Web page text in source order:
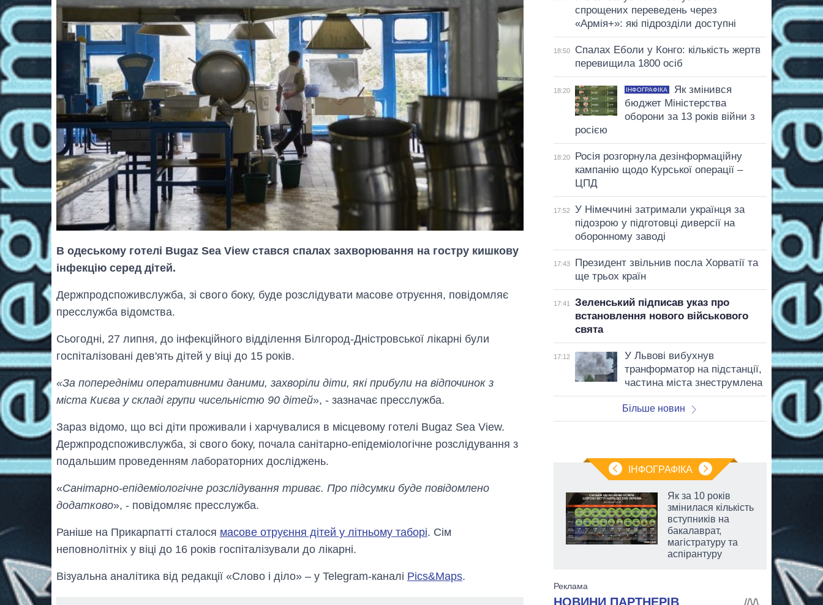
В одеському готелі Bugaz Sea View стався спалах захворювання на гостру кишкову
інфекцію серед дітей.
Держпродспоживслужба, зі свого боку, буде розслідувати масове отруєння, повідомляє
пресслужба відомства.
Сьогодні, 27 липня, до інфекційного відділення Білгород-Дністровської лікарні були
госпіталізовані дев'ять дітей у віці до 15 років.
«За попередніми оперативними даними, захворіли діти, які прибули на відпочинок з
міста Києва у складі групи чисельністю 90 дітей», - зазначає пресслужба.
Зараз відомо, що всі діти проживали і харчувалися в місцевому готелі Bugaz Sea View.
Держпродспоживслужба, зі свого боку, почала санітарно-епідеміологічне розслідування з
подальшим проведенням лабораторних досліджень.
«Санітарно-епідеміологічне розслідування триває. Про підсумки буде повідомлено
додатково», - повідомляє пресслужба.
Раніше на Прикарпатті сталося масове отруєння дітей у літньому таборі. Сім
неповнолітніх у віці до 16 років госпіталізували до лікарні.
Візуальна аналітика від редакції «Слово і діло» – у Telegram-каналі Pics&Maps.
спрощених переведень через
«Армія+»: які підрозділи доступні
18:50
Спалах Еболи у Конго: кількість жертв
перевищила 1800 осіб
18:20 ІНФОГРАФІКА
Як змінився
бюджет Міністерства
оборони за 13 років війни з
росією
18:20
Росія розгорнула дезінформаційну
кампанію щодо Курської операції –
ЦПД
17:52
У Німеччині затримали українця за
підозрою у підготовці диверсії на
оборонному заводі
17:43
Президент звільнив посла Хорватії та
ще трьох країн
17:41
Зеленський підписав указ про
встановлення нового військового
свята
17:12
У Львові вибухнув
транформатор на підстанції,
частина міста знеструмлена
Більше новин
ІНФОГРАФІКА
Як за 10 років
змінилася кількість
вступників на
бакалаврат,
магістратуру та
аспірантуру